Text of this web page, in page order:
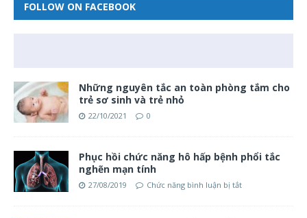
FOLLOW ON FACEBOOK
Những nguyên tắc an toàn phòng tắm cho
trẻ sơ sinh và trẻ nhỏ
22/10/2021 0
Phục hồi chức năng hô hấp bệnh phổi tắc
nghẽn mạn tính
27/08/2019 Chức năng bình luận bị tắt